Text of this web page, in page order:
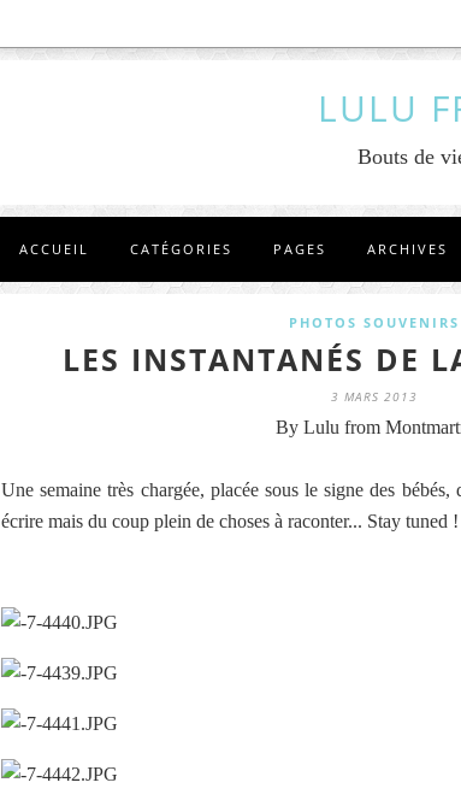
LULU
Bouts de
ACCUEIL CATÉGORIES PAGES ARCHIVES
PHOTOS SOUVENIRS
LES INSTANTANÉS DE
3 MARS 2013
By Lulu from
Une semaine très chargée, placée sous le signe des
écrire mais du coup plein de choses à raconter... Stay tuned !